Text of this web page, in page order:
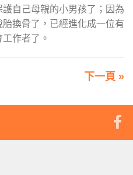
自己母親的小男孩了；因為
換骨了，已經進化成一位有
工作者了。
下一頁 »